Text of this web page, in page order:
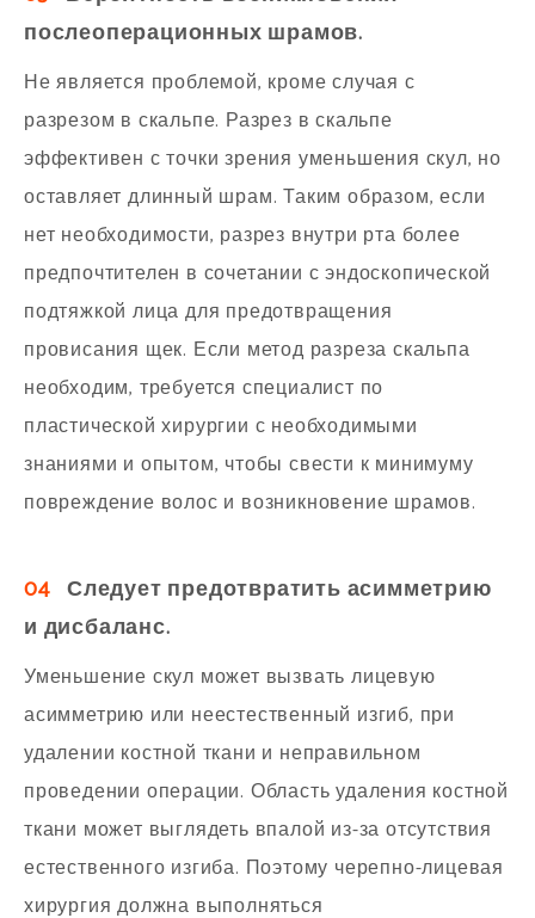
послеоперационных шрамов.
Не является проблемой, кроме случая с
разрезом в скальпе. Разрез в скальпе
эффективен с точки зрения уменьшения скул, но
оставляет длинный шрам. Таким образом, если
нет необходимости, разрез внутри рта более
предпочтителен в сочетании с эндоскопической
подтяжкой лица для предотвращения
провисания щек. Если метод разреза скальпа
необходим, требуется специалист по
пластической хирургии с необходимыми
знаниями и опытом, чтобы свести к минимуму
повреждение волос и возникновение шрамов.
04Следует предотвратить асимметрию
и дисбаланс.
Уменьшение скул может вызвать лицевую
асимметрию или неестественный изгиб, при
удалении костной ткани и неправильном
проведении операции. Область удаления костной
ткани может выглядеть впалой из-за отсутствия
естественного изгиба. Поэтому черепно-лицевая
хирургия должна выполняться